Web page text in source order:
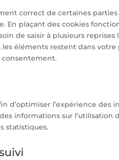
correct de certaines
En plaçant des cookies
de saisir à plusieurs
éléments restent dans votre
consentement.
d’optimiser l’expérience des
informations sur l’utilisation
statistiques.